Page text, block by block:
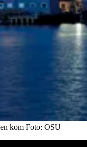
kom Foto: OSU